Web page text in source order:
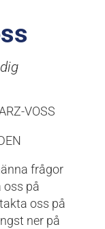
VOSS
frågor
oss på
oss på
ner på